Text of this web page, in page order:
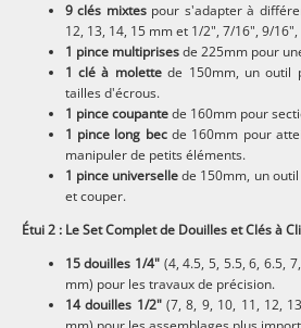
9 clés mixtespour s'adapter à
12, 13, 14, 15 mm et 1/2", 7/16", 9/
1 pince multiprisesde 225mm pour
1 clé à molettede 150mm, un outil
tailles d'écrous.
1 pince coupantede 160mm pour
1 pince long becde 160mm pour
manipuler de petits éléments.
1 pince universellede 150mm, un
et couper.
Étui 2 : Le Set Complet de Douilles et Clés à
15 douilles 1/4" (4, 4.5, 5, 5.5, 6, 6.5,
mm) pour les travaux de précision.
14 douilles 1/2"(7, 8, 9, 10, 11, 12,